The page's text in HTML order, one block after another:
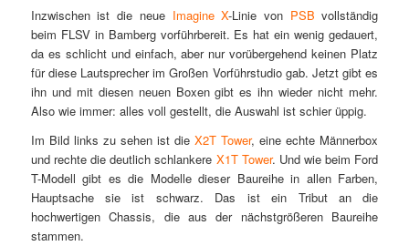
Inzwischen ist die neue Imagine X-Linie von PSB vollständig
beim FLSV in Bamberg vorführbereit. Es hat ein wenig gedauert,
da es schlicht und einfach, aber nur vorübergehend keinen Platz
für diese Lautsprecher im Großen Vorführstudio gab. Jetzt gibt es
ihn und mit diesen neuen Boxen gibt es ihn wieder nicht mehr.
Also wie immer: alles voll gestellt, die Auswahl ist schier üppig.
Im Bild links zu sehen ist dieX2T Tower, eine echte Männerbox
und rechte die deutlich schlankere X1T Tower. Und wie beim Ford
T-Modell gibt es die Modelle dieser Baureihe in allen Farben,
Hauptsache sie ist schwarz. Das ist ein Tribut an die
hochwertigen Chassis, die aus der nächstgrößeren Baureihe
stammen.